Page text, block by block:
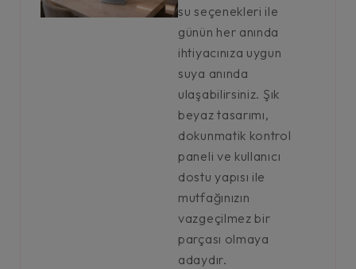
su seçenekleri ile
günün her anında
ihtiyacınıza uygun
suya anında
ulaşabilirsiniz. Şık
beyaz tasarımı,
dokunmatik kontrol
paneli ve kullanıcı
dostu yapısı ile
mutfağınızın
vazgeçilmez bir
parçası olmaya
adaydır.